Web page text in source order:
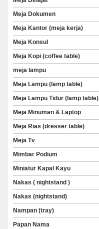
Meja Dokumen
Meja Kantor (meja kerja)
Meja Konsul
Meja Kopi (coffee table)
meja lampu
Meja Lampu (lamp table)
Meja Lampu Tidur (lamp table)
Meja Minuman & Laptop
Meja Rias (dresser table)
Meja Tv
Mimbar Podium
Miniatur Kapal Kayu
Nakas ( nightstand )
Nakas (nightstand)
Nampan (tray)
Papan Nama